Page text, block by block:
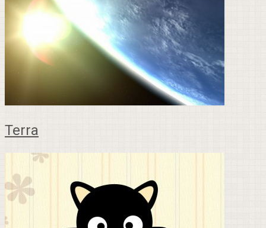
Terra